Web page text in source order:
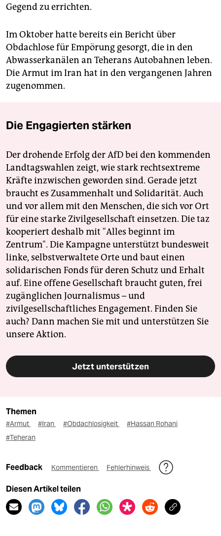
Gegend zu errichten.
Im Oktober hatte bereits ein Bericht über
Obdachlose für Empörung gesorgt, die in den
Abwasserkanälen an Teherans Autobahnen leben.
Die Armut im Iran hat in den vergangenen Jahren
zugenommen.
Die Engagierten stärken
Der drohende Erfolg der AfD bei den kommenden
Landtagswahlen zeigt, wie stark rechtsextreme
Kräfte inzwischen geworden sind. Gerade jetzt
braucht es Zusammenhalt und Solidarität. Auch
und vor allem mit den Menschen, die sich vor Ort
für eine starke Zivilgesellschaft einsetzen. Die taz
kooperiert deshalb mit "Alles beginnt im
Zentrum". Die Kampagne unterstützt bundesweit
linke, selbstverwaltete Orte und baut einen
solidarischen Fonds für deren Schutz und Erhalt
auf. Eine offene Gesellschaft braucht guten, frei
zugänglichen Journalismus – und
zivilgesellschaftliches Engagement. Finden Sie
auch? Dann machen Sie mit und unterstützen Sie
unsere Aktion.
Jetzt unterstützen
Themen
#Armut #Iran #Obdachlosigkeit
#Hassan Rohani
#Teheran
Feedback Kommentieren Fehlerhinweis
Diesen Artikel teilen